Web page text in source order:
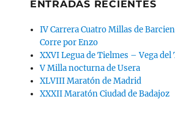
ENTRADAS RECIENTES
IV Carrera Cuatro Millas de
Corre por Enzo
XXVI Legua de Tielmes – Vega del
V Milla nocturna de Usera
XLVIII Maratón de Madrid
XXXII Maratón Ciudad de Badajoz